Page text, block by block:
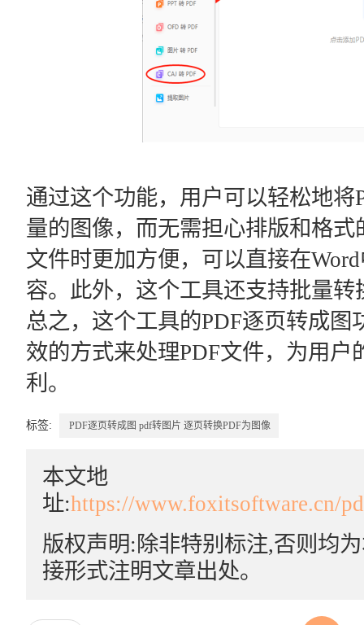
通过这个功能，用户可以轻松地
量的图像，而无需担心排版和格
文件时更加方便，可以直接在
容。此外，这个工具还支持批量
总之，这个工具的PDF逐页转成
效的方式来处理PDF文件，为用
利。
标签: PDF逐页转成图 pdf转图片 逐页转换PDF为图像
本文地
址:https://www.foxitsoftware.cn/
版权声明:除非特别标注,否则均
接形式注明文章出处。